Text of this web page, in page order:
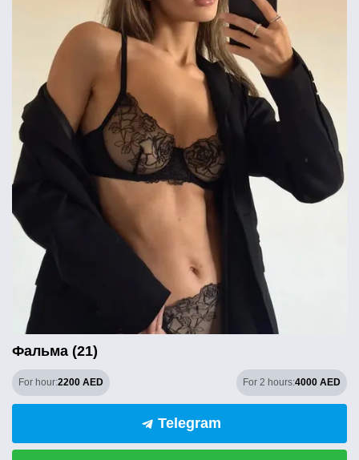
Фальма (21)
For hour:2200 AED For 2 hours:4000 AED
Telegram